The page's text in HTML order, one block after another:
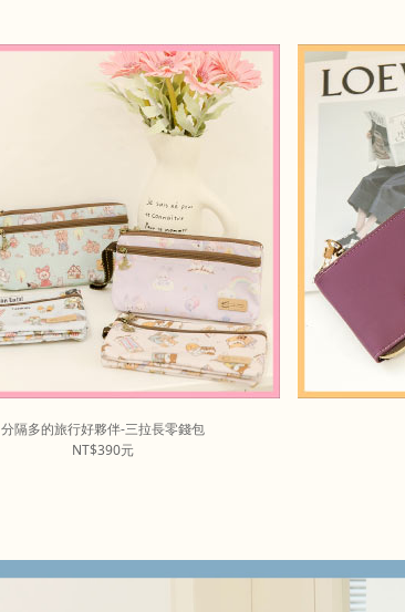
分隔多的旅行好夥伴-三拉長零錢包
NT$390元